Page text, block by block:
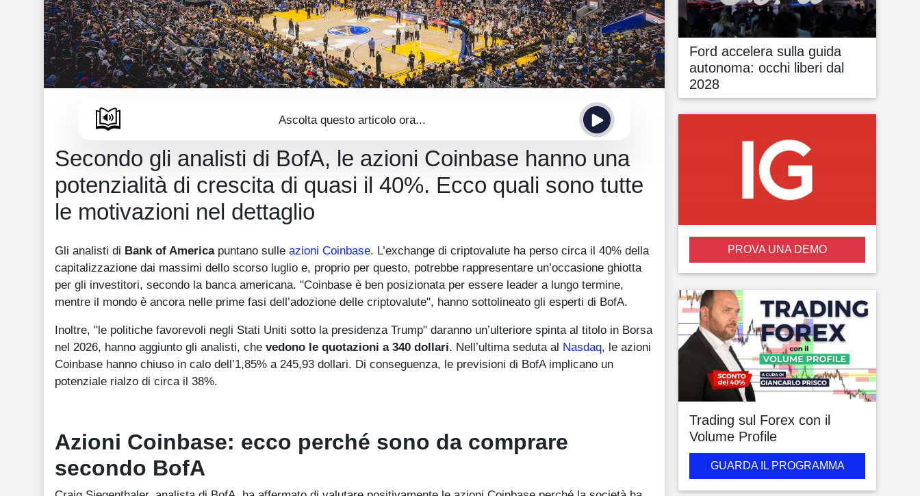
Ascolta questo articolo ora...
Secondo gli analisti di BofA, le azioni Coinbase hanno una
potenzialità di crescita di quasi il 40%. Ecco quali sono tutte
le motivazioni nel dettaglio
Gli analisti di Bank of Americapuntano sulle azioni Coinbase. L’exchange di criptovalute ha perso circa il 40% della
capitalizzazione dai massimi dello scorso luglio e, proprio per questo, potrebbe rappresentare un’occasione ghiotta
per gli investitori, secondo la banca americana. "Coinbase è ben posizionata per essere leader a lungo termine,
mentre il mondo è ancora nelle prime fasi dell’adozione delle criptovalute", hanno sottolineato gli esperti di BofA.
Inoltre, "le politiche favorevoli negli Stati Uniti sotto la presidenza Trump" daranno un’ulteriore spinta al titolo in Borsa
nel 2026, hanno aggiunto gli analisti, che vedono le quotazioni a 340 dollari. Nell’ultima seduta al Nasdaq, le azioni
Coinbase hanno chiuso in calo dell’1,85% a 245,93 dollari. Di conseguenza, le previsioni di BofA implicano un
potenziale rialzo di circa il 38%.
Azioni Coinbase: ecco perché sono da comprare
secondo BofA
Ford accelera sulla guida
autonoma: occhi liberi dal
2028
PROVA UNA DEMO
Trading sul Forex con il
Volume Profile
GUARDA IL PROGRAMMA